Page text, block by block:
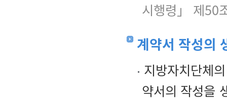
시행령」 제50
계약서 작성의
지방자치단체
약서의 작성을